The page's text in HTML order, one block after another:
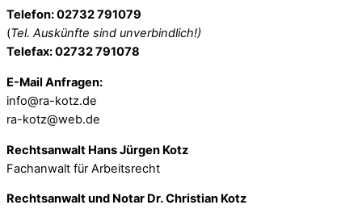
Telefon: 02732 791079
(Tel. Auskünfte sind unverbindlich!)
Telefax: 02732 791078
E-Mail Anfragen:
info@ra-kotz.de
ra-kotz@web.de
Rechtsanwalt Hans Jürgen Kotz
Fachanwalt für Arbeitsrecht
Rechtsanwalt und Notar Dr. Christian Kotz